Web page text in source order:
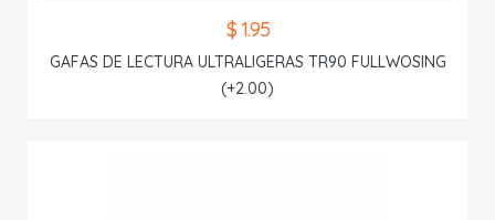
$ 1.95
GAFAS DE LECTURA ULTRALIGERAS TR90 FULLWOSING
(+2.00)